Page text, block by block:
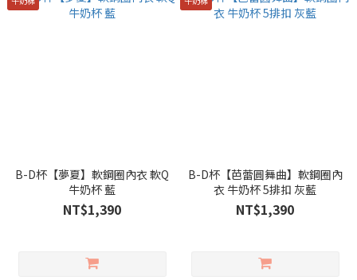
B-D杯【夢夏】軟鋼圈內衣 軟Q
牛奶杯 藍
NT$1,390
B-D杯【芭蕾圓舞曲】軟鋼圈內
衣 牛奶杯 5排扣 灰藍
NT$1,390